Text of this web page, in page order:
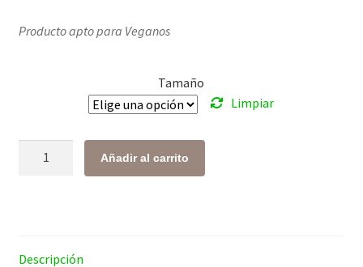
precios:
$ 136.00
hasta
$ 448.00
Producto apto para Veganos
Tamaño
Limpiar
Añadir al carrito
Descripción